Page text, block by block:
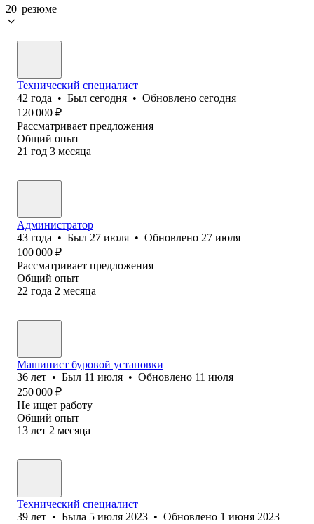
20 резюме
Технический специалист
42 года • Был сегодня • Обновлено сегодня
120 000 ₽
Рассматривает предложения
Общий опыт
21 год 3 месяца
Администратор
43 года • Был 27 июля • Обновлено 27 июля
100 000 ₽
Рассматривает предложения
Общий опыт
22 года 2 месяца
Машинист буровой установки
36 лет • Был 11 июля • Обновлено 11 июля
250 000 ₽
Не ищет работу
Общий опыт
13 лет 2 месяца
Технический специалист
39 лет • Была 5 июля 2023 • Обновлено 1 июня 2023